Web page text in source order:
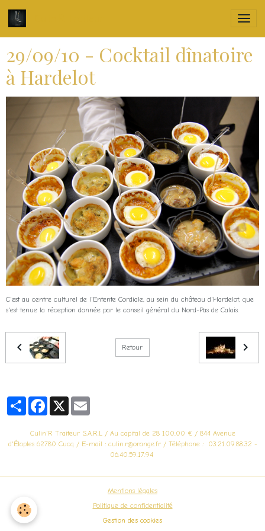
29/09/10 - Cocktail dînatoire
à Hardelot
C'est au centre culturel de l'Entente Cordiale, au sein du château d'Hardelot, que
s'est tenue la réception donnée par le conseil général du Nord-Pas de Calais.
Retour
PartagerFacebook
X
Culin'R Traiteur S.A.R.L / Au capital de 28 100,00 € / 844 Avenue
d'Étaples 62780 Cucq / E-mail : culin.r@orange.fr / Téléphone : 03.21.09.88.32 -
06.40.59.17.94
Mentions légales
Politique de confidentialité
Gestion des cookies